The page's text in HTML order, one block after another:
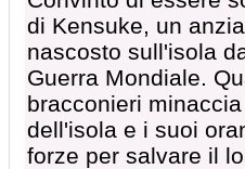
di Kensuke, un
nascosto sull'isola
Guerra Mondiale.
bracconieri
dell'isola e i suoi
forze per salvare il